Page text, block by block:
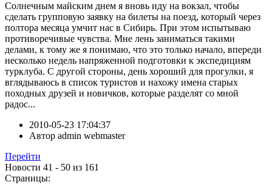
Солнечным майским днем я вновь иду на вокзал, чтобы
сделать групповую заявку на билеты на поезд, который через
полтора месяца умчит нас в Сибирь. При этом испытываю
противоречивые чувства. Мне лень заниматься такими
делами, к тому же я понимаю, что это только начало, впереди
несколько недель напряженной подготовки к экспедициям
турклуба. С другой стороны, день хороший для прогулки, я
вглядываюсь в список туристов и нахожу имена старых
походных друзей и новичков, которые разделят со мной
радос...
2010-05-23 17:04:37
Автор admin webmaster
Перейти
Новости 41 - 50 из 161
Страницы: